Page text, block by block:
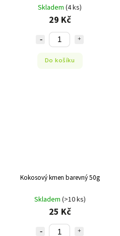
Skladem (4 ks)
29 Kč
Do košíku
Kokosový kmen barevný 50g
Skladem (>10 ks)
25 Kč